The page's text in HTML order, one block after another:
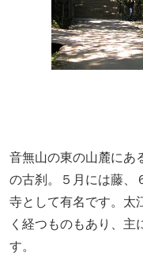
音無山の東の山麓にあ
の古刹。５月には藤、
寺として有名です。太
く経つものもあり、主
す。